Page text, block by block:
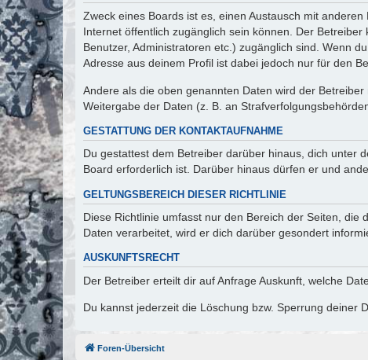
Zweck eines Boards ist es, einen Austausch mit
Internet öffentlich zugänglich sein können. Der
Benutzer, Administratoren etc.) zugänglich sind. Wenn
Adresse aus deinem Profil ist dabei jedoch nur für den
Andere als die oben genannten Daten wird der
Weitergabe der Daten (z. B. an
GESTATTUNG DER KONTAKTAUFNAHME
Du gestattest dem Betreiber darüber hinaus, dich unter
Board erforderlich ist. Darüber hinaus dürfen er und
GELTUNGSBEREICH DIESER RICHTLINIE
Diese Richtlinie umfasst nur den Bereich der Seiten,
Daten verarbeitet, wird er dich darüber gesondert
AUSKUNFTSRECHT
Der Betreiber erteilt dir auf Anfrage Auskunft, welche
Du kannst jederzeit die Löschung bzw. Sperrung deiner
Foren-Übersicht